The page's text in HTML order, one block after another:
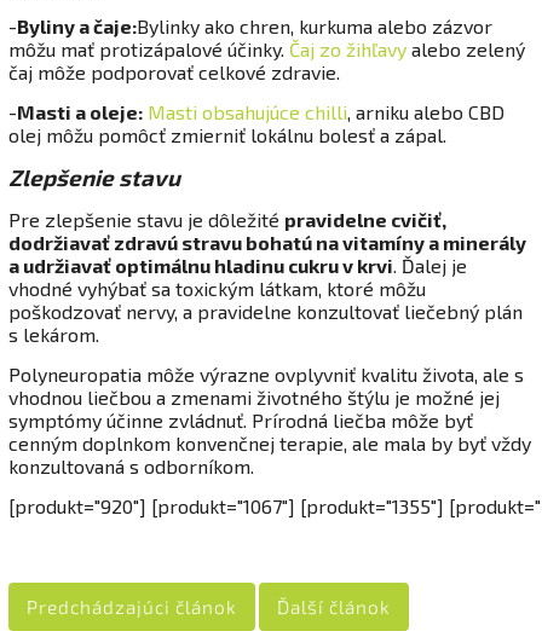
-Byliny a čaje:Bylinky ako chren, kurkuma alebo zázvor
môžu mať protizápalové účinky. Čaj zo žihľavy alebo zelený
čaj môže podporovať celkové zdravie.
-Masti a oleje: Masti obsahujúce chilli, arniku alebo CBD
olej môžu pomôcť zmierniť lokálnu bolesť a zápal.
Zlepšenie stavu
Pre zlepšenie stavu je dôležité pravidelne cvičiť,
dodržiavať zdravú stravu bohatú na vitamíny a minerály
a udržiavať optimálnu hladinu cukru v krvi. Ďalej je
vhodné vyhýbať sa toxickým látkam, ktoré môžu
poškodzovať nervy, a pravidelne konzultovať liečebný plán
s lekárom.
Polyneuropatia môže výrazne ovplyvniť kvalitu života, ale s
vhodnou liečbou a zmenami životného štýlu je možné jej
symptómy účinne zvládnuť. Prírodná liečba môže byť
cenným doplnkom konvenčnej terapie, ale mala by byť vždy
konzultovaná s odborníkom.
[produkt="920"] [produkt="1067"] [produkt="1355"]
Predchádzajúci článok Ďalší článok